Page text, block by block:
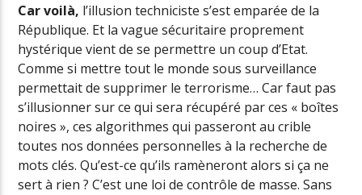
Car voilà, l’illusion techniciste s’est emparée de la
République. Et la vague sécuritaire proprement
hystérique vient de se permettre un coup d’Etat.
Comme si mettre tout le monde sous surveillance
permettait de supprimer le terrorisme… Car faut pas
s’illusionner sur ce qui sera récupéré par ces « boîtes
noires », ces algorithmes qui passeront au crible
toutes nos données personnelles à la recherche de
mots clés. Qu’est-ce qu’ils ramèneront alors si ça ne
sert à rien ? C’est une loi de contrôle de masse. Sans